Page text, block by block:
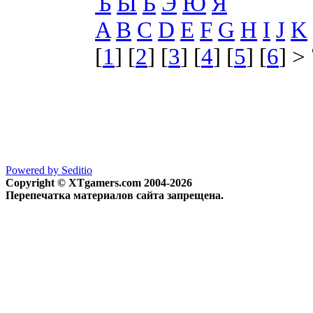
A B C D E F G H I J K
[1] [2] [3] [4] [5] [6] >
Powered by Seditio
Copyright © XTgamers.com 2004-2026
Перепечатка материалов сайта запрещена.